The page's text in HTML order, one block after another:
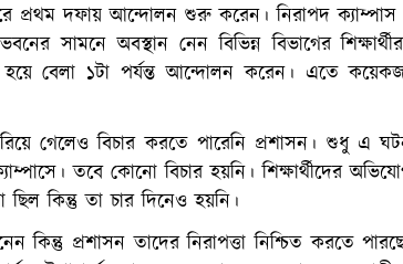
করে প্রথম দফায় আন্দোলন শুরু করেন। নিরাপদ
সামনে অবস্থান নেন বিভিন্ন বিভাগের
হয়ে বেলা ১টা পর্যন্ত আন্দোলন করেন। এতে
গেলেও বিচার করতে পারেনি প্রশাসন। শুধু এ
তবে কোনো বিচার হয়নি। শিক্ষার্থীদের
ছিল কিন্তু তা চার দিনেও হয়নি।
কিন্তু প্রশাসন তাদের নিরাপত্তা নিশ্চিত করতে